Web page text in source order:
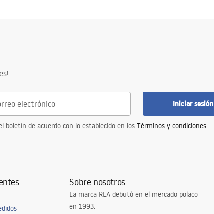
Iniciar sesión
de acuerdo con lo establecido en los Términos y condiciones.
Sobre nosotros
La marca REA debutó en el mercado polaco
en 1993.